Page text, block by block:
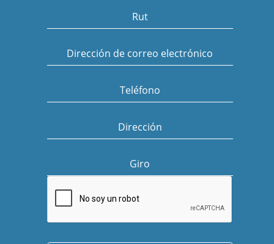
Rut
Dirección de correo electrónico
Teléfono
Dirección
Giro